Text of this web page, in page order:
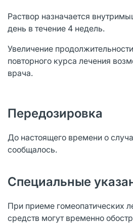
Раствор назначается
день в течение 4 недель.
Увеличение
повторного курса лечения
врача.
Передозировка
До настоящего времени о
сообщалось.
Специальные
При приеме гомеопатических
средств могут временно